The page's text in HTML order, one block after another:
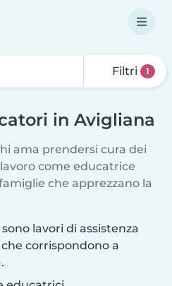
Filtri 1
in Avigliana
ama prendersi cura dei
come educatrice
che apprezzano la
lavori di assistenza
corrispondono a